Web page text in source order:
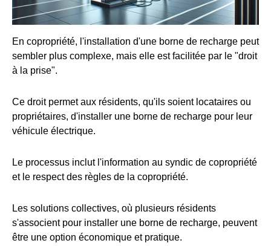
En copropriété, l'installation d'une borne de recharge peut
sembler plus complexe, mais elle est facilitée par le "droit
à la prise".
Ce droit permet aux résidents, qu'ils soient locataires ou
propriétaires, d'installer une borne de recharge pour leur
véhicule électrique.
Le processus inclut l'information au syndic de copropriété
et le respect des règles de la copropriété.
Les solutions collectives, où plusieurs résidents
s'associent pour installer une borne de recharge, peuvent
être une option économique et pratique.